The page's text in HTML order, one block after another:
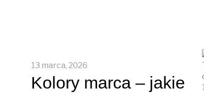
13 marca, 2026
Kolory marca – jakie